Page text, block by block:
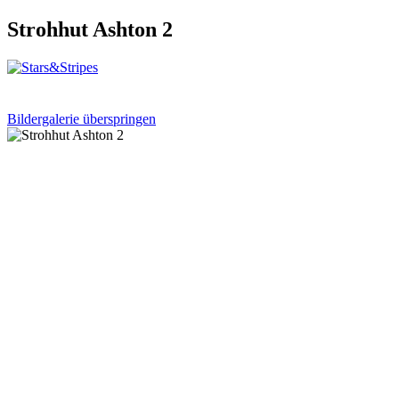
Strohhut Ashton 2
Bildergalerie überspringen